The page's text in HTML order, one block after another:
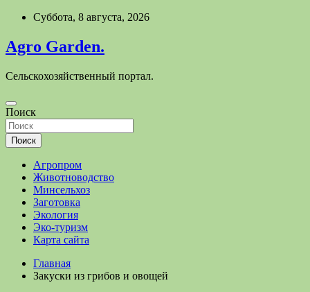
Перейти
содержимому
Суббота, 8 августа, 2026
Agro Garden.
Сельскохозяйственный портал.
Поиск
Поиск
Агропром
Животноводство
Минсельхоз
Заготовка
Экология
Эко-туризм
Карта сайта
Главная
Закуски из грибов и овощей